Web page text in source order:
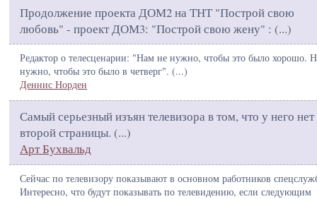
Продолжение проекта ДОМ2 на ТНТ "Построй свою
любовь" - проект ДОМ3: "Построй свою жену" : (...)
Редактор о телесценарии: "Нам не нужно, чтобы это было хорошо.
нужно, чтобы это было в четверг". (...)
Деннис Норден
Самый серьезный изъян телевизора в том, что у него нет
второй страницы. (...)
Арт Бухвальд
Сейчас по телевизору показывают в основном работников
Интересно, что будут показывать по телевидению, если следующим